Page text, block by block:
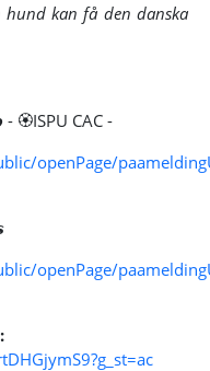
hund kan få den danska
🏵ISPU CAC -
openPage/
openPage/